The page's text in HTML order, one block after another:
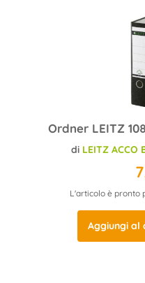
di LEITZ ACCO
L'articolo è pronto
Aggiungi al